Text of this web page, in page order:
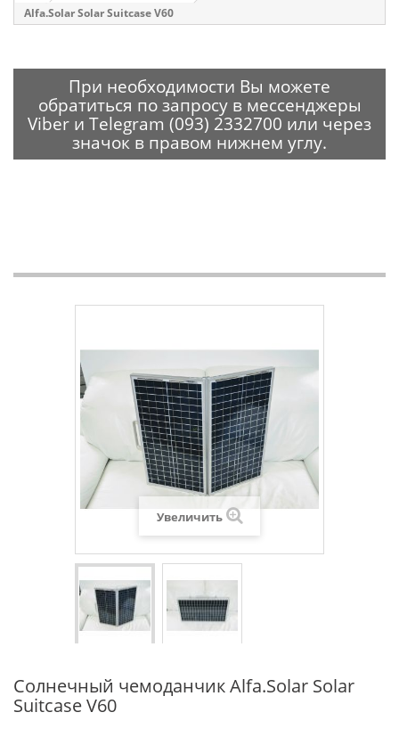
Alfa.Solar Solar Suitcase V60
При необходимости Вы можете
обратиться по запросу в мессенджеры
Viber и Telegram (093) 2332700 или через
значок в правом нижнем углу.
Увеличить
Солнечный чемоданчик Alfa.Solar Solar
Suitcase V60